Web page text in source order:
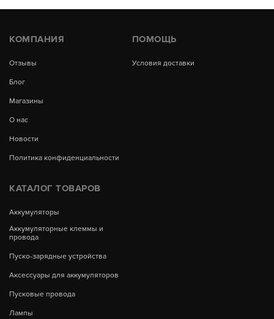
КОМПАНИЯ
Отзывы
Блог
Магазины
О нас
Новости
Политика конфиденциальности
ПОМОЩЬ
Условия доставки
КАТАЛОГ ТОВАРОВ
Аккумуляторы
Аккумуляторные клеммы и
провода
Пуско-зарядные устройства
Аксессуары для аккумуляторов
Пусковые провода
Лампы